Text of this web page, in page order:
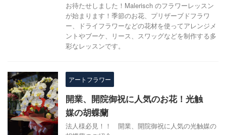
お待たせしました！Malerisch のフラワーレッスン
が始まります！季節のお花、プリザーブドフラワ
ー、ドライフラワーなどの花材を使ってアレンジメ
ントやブーケ、リース、スワッグなどを制作する多
彩なレッスンです。
アートフラワー
開業、開院御祝に人気のお花！光触
媒の胡蝶蘭
法人様必見！！ 開業、開院御祝に人気の光触媒の